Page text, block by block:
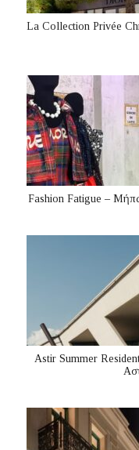
La Collection Privée
Fashion Fatigue –
Astir Summer